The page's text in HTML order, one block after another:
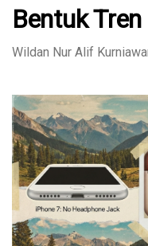
Bentuk
Wildan Nur Alif